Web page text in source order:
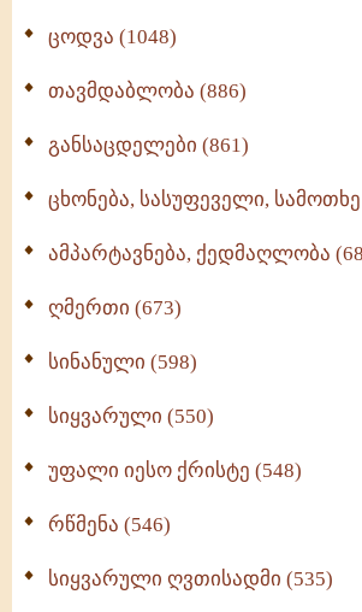
ცოდვა (1048)
თავმდაბლობა (886)
განსაცდელები (861)
ცხონება, სასუფეველი, სამოთხე
ამპარტავნება, ქედმაღლობა
ღმერთი (673)
სინანული (598)
სიყვარული (550)
უფალი იესო ქრისტე (548)
რწმენა (546)
სიყვარული ღვთისადმი (535)